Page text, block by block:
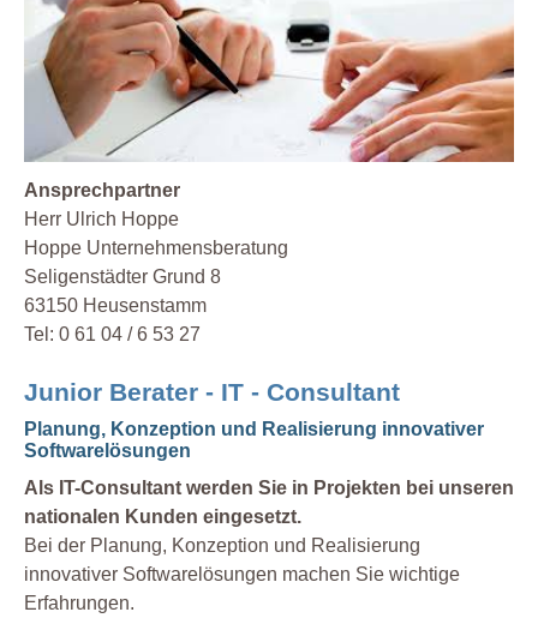
Ansprechpartner
Herr Ulrich Hoppe
Hoppe Unternehmensberatung
Seligenstädter Grund 8
63150 Heusenstamm
Tel: 0 61 04 / 6 53 27
Junior Berater - IT - Consultant
Planung, Konzeption und Realisierung innovativer
Softwarelösungen
Als IT-Consultant werden Sie in Projekten bei unseren
nationalen Kunden eingesetzt.
Bei der Planung, Konzeption und Realisierung
innovativer Softwarelösungen machen Sie wichtige
Erfahrungen.